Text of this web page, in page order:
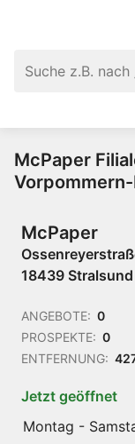
McPaper
McPaper
18439 Stralsund
ANGEBOTE: 0
PROSPEKTE: 0
ENTFERNUNG:
Jetzt geöffnet
Montag -